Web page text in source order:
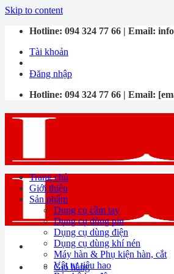
Skip to content
Hotline: 094 324 77 66 | Email:
Tài khoản
Đăng nhập
Hotline: 094 324 77 66 | Email:
Giỏ hàng
Trang chủ
Giới thiệu
Sản phẩm
Dụng cụ cầm tay
Dụng cụ dùng pin
Dụng cụ dùng điện
Dụng cụ dùng khí nén
Máy hàn & Phụ kiện hàn, cắt
Vật tư tiêu hao